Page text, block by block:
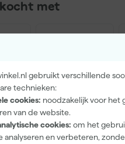
gebruikt verschillende
technieken:
cookies: noodzakelijk voor het
van de website.
cookies: om het
analyseren en verbeteren,
met